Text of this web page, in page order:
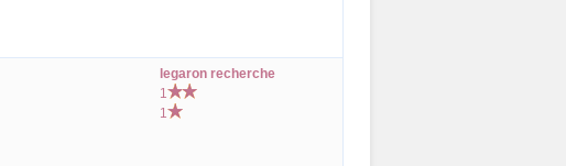
legaron recherche
1
1